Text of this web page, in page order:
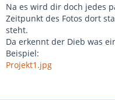
Na es wird dir doch jedes
Zeitpunkt des Fotos dort
steht.
Da erkennt der Dieb was
Beispiel:
Projekt1.jpg